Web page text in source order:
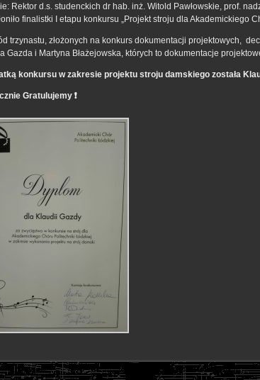
Rektor d.s. studenckich dr hab. inż. Witold Pawłowskie, prof.
finalistki I etapu konkursu „Projekt stroju dla Akademickiego
trzynastu, złożonych na konkurs dokumentacji projektowych,
Gazda i Martyna Błażejowska, których to dokumentacje
konkursu w zakresie projektu stroju damskiego została
Gratulujemy ❗